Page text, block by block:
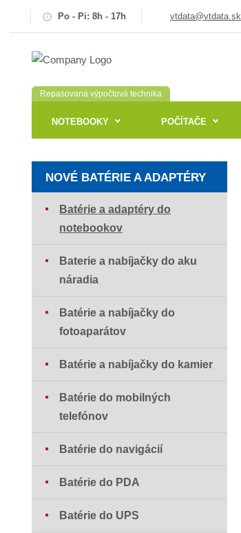
Po - Pi: 8h - 17h vtdata@vtdata.sk
Repasovaná výpočtová technika
NOTEBOOKY POČÍTAČE
NOVÉ BATÉRIE A ADAPTÉRY
Batérie a adaptéry do
notebookov
Baterie a nabíjačky do aku
náradia
Batérie a nabíjačky do
fotoaparátov
Batérie a nabíjačky do kamier
Batérie do mobilných
telefónov
Batérie do navigácií
Batérie do PDA
Batérie do UPS